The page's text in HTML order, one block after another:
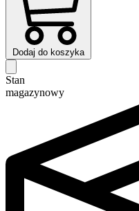
Dodaj do koszyka
Stan
magazynowy